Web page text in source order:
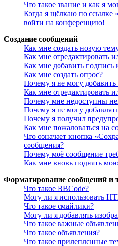
Что такое звание и как я
Когда я щёлкаю по ссылке
войти на конференцию!
Создание сообщений
Как мне создать новую
Как мне отредактировать
Как мне добавить подпись
Как мне создать опрос?
Почему я не могу добавить
Как мне отредактировать
Почему мне недоступны
Почему я не могу
Почему я получил
Как мне пожаловаться на
Что означает кнопка
сообщения?
Почему моё сообщение
Как мне вновь поднять
Форматирование сообщений и
Что такое BBCode?
Могу ли я использовать
Что такое смайлики?
Могу ли я добавлять
Что такое важные
Что такое объявления?
Что такое прилепленные